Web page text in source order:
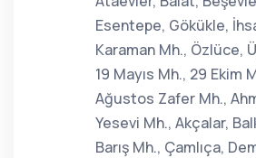
Esentepe, Gökükle,
Karaman Mh., Özlüce,
19 Mayıs Mh., 29 Ekim
Ağustos Zafer Mh.,
Yesevi Mh., Akçalar,
Barış Mh., Çamlıça,